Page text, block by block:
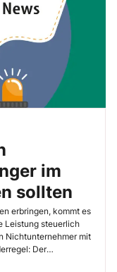
im
sollten
erbringen, kommt es
Leistung steuerlich
Nichtunternehmer mit
Der